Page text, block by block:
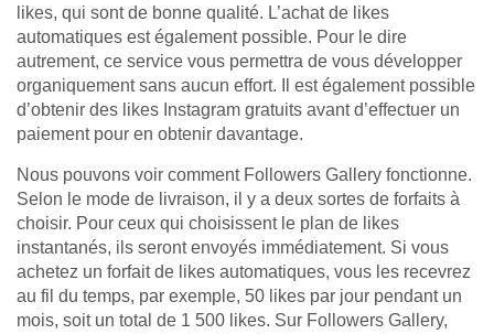
likes, qui sont de bonne qualité. L’achat de likes
automatiques est également possible. Pour le dire
autrement, ce service vous permettra de vous développer
organiquement sans aucun effort. Il est également possible
d’obtenir des likes Instagram gratuits avant d’effectuer un
paiement pour en obtenir davantage.
Nous pouvons voir comment Followers Gallery fonctionne.
Selon le mode de livraison, il y a deux sortes de forfaits à
choisir. Pour ceux qui choisissent le plan de likes
instantanés, ils seront envoyés immédiatement. Si vous
achetez un forfait de likes automatiques, vous les recevrez
au fil du temps, par exemple, 50 likes par jour pendant un
mois, soit un total de 1 500 likes. Sur Followers Gallery,